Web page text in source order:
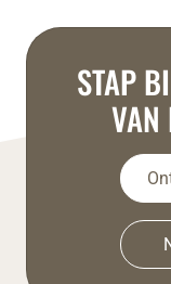
STAP
VAN